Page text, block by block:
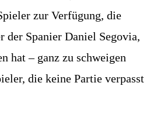
zur Verfügung, die
der Spanier Daniel Segovia,
hat – ganz zu schweigen
die keine Partie verpasst